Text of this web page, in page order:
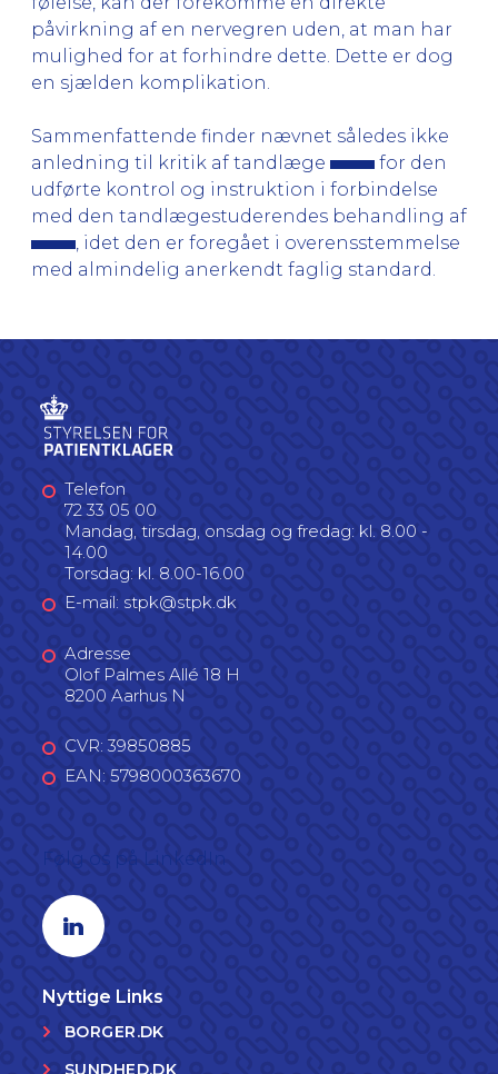
påvirkning af en nervegren uden, at man har
mulighed for at forhindre dette. Dette er dog
en sjælden komplikation.
Sammenfattende finder nævnet således ikke
anledning til kritik af tandlæge
for den
udførte kontrol og instruktion i forbindelse
med den tandlægestuderendes behandling af
, idet den er foregået i overensstemmelse
med almindelig anerkendt faglig standard.
Telefon
72 33 05 00
Mandag, tirsdag, onsdag og fredag: kl. 8.00 -
14.00
Torsdag: kl. 8.00-16.00
E-mail: stpk@stpk.dk
Adresse
Olof Palmes Allé 18 H
8200 Aarhus N
CVR: 39850885
EAN: 5798000363670
Linkedin profil
Nyttige Links
BORGER.DK
SUNDHED.DK